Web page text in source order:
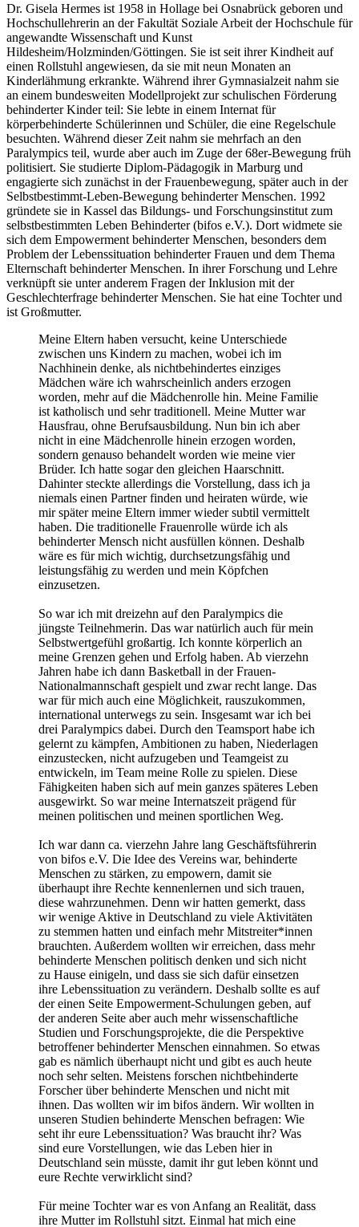
Dr. Gisela Hermes ist 1958 in Hollage bei Osnabrück geboren und
Hochschullehrerin an der Fakultät Soziale Arbeit der Hochschule für
angewandte Wissenschaft und Kunst
Hildesheim/Holzminden/Göttingen. Sie ist seit ihrer Kindheit auf
einen Rollstuhl angewiesen, da sie mit neun Monaten an
Kinderlähmung erkrankte. Während ihrer Gymnasialzeit nahm sie
an einem bundesweiten Modellprojekt zur schulischen Förderung
behinderter Kinder teil: Sie lebte in einem Internat für
körperbehinderte Schülerinnen und Schüler, die eine Regelschule
besuchten. Während dieser Zeit nahm sie mehrfach an den
Paralympics teil, wurde aber auch im Zuge der 68er-Bewegung früh
politisiert. Sie studierte Diplom-Pädagogik in Marburg und
engagierte sich zunächst in der Frauenbewegung, später auch in der
Selbstbestimmt-Leben-Bewegung behinderter Menschen. 1992
gründete sie in Kassel das Bildungs- und Forschungsinstitut zum
selbstbestimmten Leben Behinderter (bifos e.V.). Dort widmete sie
sich dem Empowerment behinderter Menschen, besonders dem
Problem der Lebenssituation behinderter Frauen und dem Thema
Elternschaft behinderter Menschen. In ihrer Forschung und Lehre
verknüpft sie unter anderem Fragen der Inklusion mit der
Geschlechterfrage behinderter Menschen. Sie hat eine Tochter und
ist Großmutter.
Meine Eltern haben versucht, keine Unterschiede
zwischen uns Kindern zu machen, wobei ich im
Nachhinein denke, als nichtbehindertes einziges
Mädchen wäre ich wahrscheinlich anders erzogen
worden, mehr auf die Mädchenrolle hin. Meine Familie
ist katholisch und sehr traditionell. Meine Mutter war
Hausfrau, ohne Berufsausbildung. Nun bin ich aber
nicht in eine Mädchenrolle hinein erzogen worden,
sondern genauso behandelt worden wie meine vier
Brüder. Ich hatte sogar den gleichen Haarschnitt.
Dahinter steckte allerdings die Vorstellung, dass ich ja
niemals einen Partner finden und heiraten würde, wie
mir später meine Eltern immer wieder subtil vermittelt
haben. Die traditionelle Frauenrolle würde ich als
behinderter Mensch nicht ausfüllen können. Deshalb
wäre es für mich wichtig, durchsetzungsfähig und
leistungsfähig zu werden und mein Köpfchen
einzusetzen.
So war ich mit dreizehn auf den Paralympics die
jüngste Teilnehmerin. Das war natürlich auch für mein
Selbstwertgefühl großartig. Ich konnte körperlich an
meine Grenzen gehen und Erfolg haben. Ab vierzehn
Jahren habe ich dann Basketball in der Frauen-
Nationalmannschaft gespielt und zwar recht lange. Das
war für mich auch eine Möglichkeit, rauszukommen,
international unterwegs zu sein. Insgesamt war ich bei
drei Paralympics dabei. Durch den Teamsport habe ich
gelernt zu kämpfen, Ambitionen zu haben, Niederlagen
einzustecken, nicht aufzugeben und Teamgeist zu
entwickeln, im Team meine Rolle zu spielen. Diese
Fähigkeiten haben sich auf mein ganzes späteres Leben
ausgewirkt. So war meine Internatszeit prägend für
meinen politischen und meinen sportlichen Weg.
Ich war dann ca. vierzehn Jahre lang Geschäftsführerin
von bifos e.V. Die Idee des Vereins war, behinderte
Menschen zu stärken, zu empowern, damit sie
überhaupt ihre Rechte kennenlernen und sich trauen,
diese wahrzunehmen. Denn wir hatten gemerkt, dass
wir wenige Aktive in Deutschland zu viele Aktivitäten
zu stemmen hatten und einfach mehr Mitstreiter*innen
brauchten. Außerdem wollten wir erreichen, dass mehr
behinderte Menschen politisch denken und sich nicht
zu Hause einigeln, und dass sie sich dafür einsetzen
ihre Lebenssituation zu verändern. Deshalb sollte es auf
der einen Seite Empowerment-Schulungen geben, auf
der anderen Seite aber auch mehr wissenschaftliche
Studien und Forschungsprojekte, die die Perspektive
betroffener behinderter Menschen einnahmen. So etwas
gab es nämlich überhaupt nicht und gibt es auch heute
noch sehr selten. Meistens forschen nichtbehinderte
Forscher über behinderte Menschen und nicht mit
ihnen. Das wollten wir im bifos ändern. Wir wollten in
unseren Studien behinderte Menschen befragen: Wie
seht ihr eure Lebenssituation? Was braucht ihr? Was
sind eure Vorstellungen, wie das Leben hier in
Deutschland sein müsste, damit ihr gut leben könnt und
eure Rechte verwirklicht sind?
Für meine Tochter war es von Anfang an Realität, dass
ihre Mutter im Rollstuhl sitzt. Einmal hat mich eine